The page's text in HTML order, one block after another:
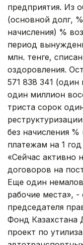
предприятия. Из
(основной долг,
начисления) %
период
млн. тенге,
оздоровления.
571 838 341 (один
один миллион
триста сорок
без начисления
платежам на 1
«Сейчас активно
договоров на
Еще один
рабочие места», -
председателя
Фонд
проект по